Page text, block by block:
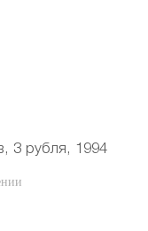
3 рубля, 1994